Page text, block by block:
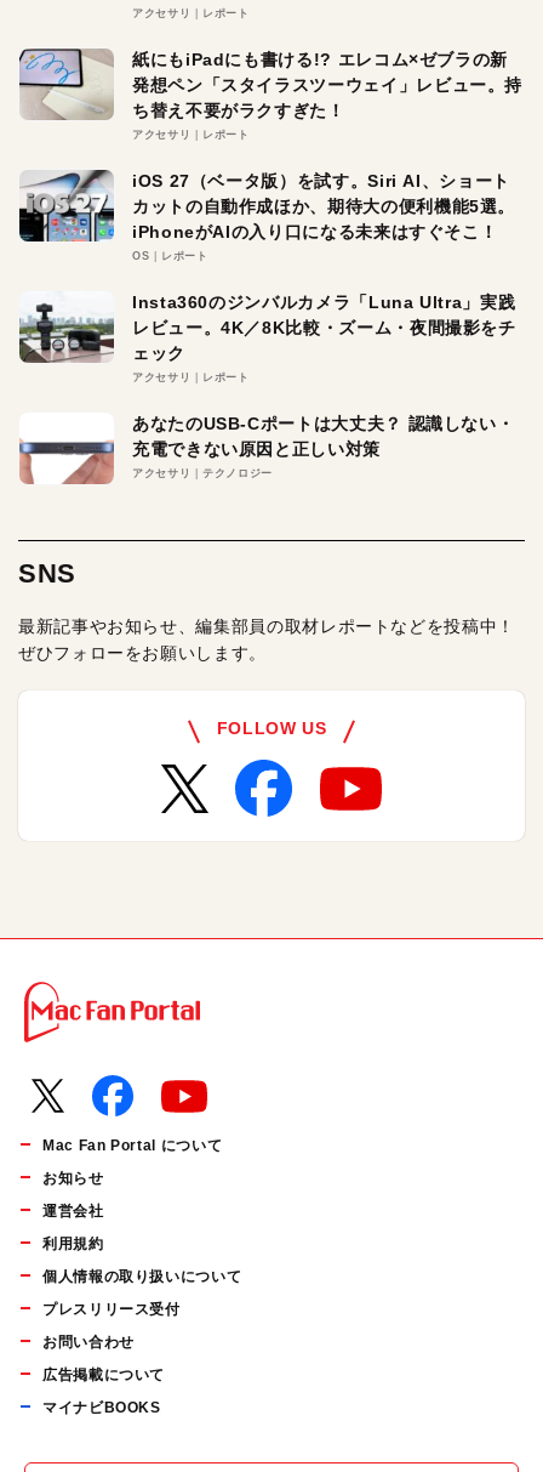
アクセサリ レポート
紙にもiPadにも書ける!? エレコム×ゼブラの新
発想ペン「スタイラスツーウェイ」レビュー。持
ち替え不要がラクすぎた！
アクセサリ レポート
iOS 27（ベータ版）を試す。Siri AI、ショート
カットの自動作成ほか、期待大の便利機能5選。
iPhoneがAIの入り口になる未来はすぐそこ！
OS レポート
Insta360のジンバルカメラ「Luna Ultra」実践
レビュー。4K／8K比較・ズーム・夜間撮影をチ
ェック
アクセサリ レポート
あなたのUSB-Cポートは大丈夫？ 認識しない・
充電できない原因と正しい対策
アクセサリ テクノロジー
SNS
最新記事やお知らせ、編集部員の取材レポートなどを投稿中！
ぜひフォローをお願いします。
FOLLOW US
Mac Fan Portal について
お知らせ
運営会社
利用規約
個人情報の取り扱いについて
プレスリリース受付
お問い合わせ
広告掲載について
マイナビBOOKS